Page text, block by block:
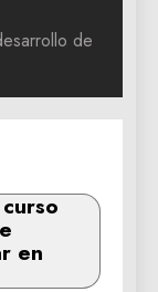
de
en